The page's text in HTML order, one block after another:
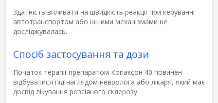
Здатність впливати на швидкість реакції при керуванні
автотранспортом або іншими механізмами не
досліджувалась.
Спосіб застосування та дози
Початок терапії препаратом Копаксон 40 повинен
відбуватися під наглядом невролога або лікаря, який має
досвід лікування розсіяного склерозу.